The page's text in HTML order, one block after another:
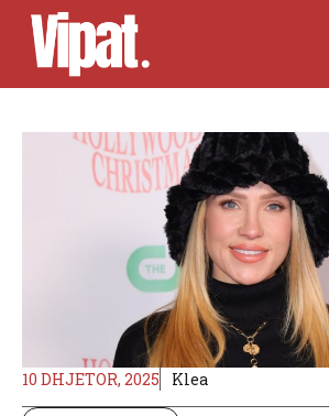
Skip
content
10 DHJETOR, 2025 Klea